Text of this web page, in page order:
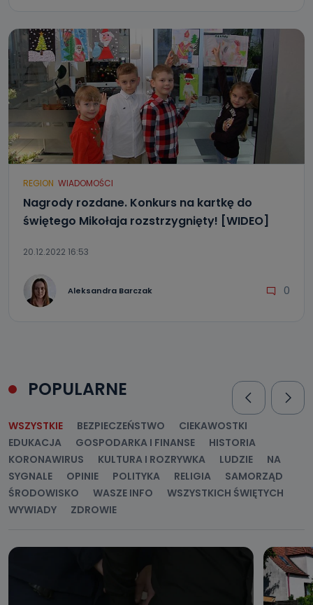
zostały przekazane w Państwa imieniu) lub dane osobowe,
które zostały zebrane ze źródeł publicznie dostępnych, w
szczególności: imię i nazwisko, adres e-mail, telefon
kontaktowy, adres korespondencyjny. Odbiorcą Pastwa
danych osobowych są pracownicy i współpracownicy
oraz partnerzy wspomagający administratora w jego
biznesowej działalności.
Jak skontaktować się z inspektorem
danych osobowych?
Można to zrobić pod numerem telefonu 62 735-51-05 lub
e-mailowo pod adresem: poczta@tvproart.pl
REGION WIADOMOŚCI
Nagrody rozdane. Konkurs na kartkę do
świętego Mikołaja rozstrzygnięty! [WIDEO]
20.12.2022 16:53
Aleksandra Barczak 0
POPULARNE
WSZYSTKIE BEZPIECZEŃSTWO
CIEKAWOSTKI
EDUKACJA
GOSPODARKA I FINANSE
HISTORIA
KORONAWIRUS
KULTURA I ROZRYWKA LUDZIE
NA
SYGNALE
OPINIE POLITYKA RELIGIA
SAMORZĄD
ŚRODOWISKO
WASZE INFO
WSZYSTKICH ŚWIĘTYCH
WYWIADY
ZDROWIE